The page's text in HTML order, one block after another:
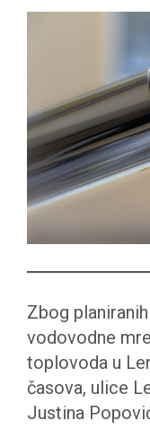
Zbog
vodovodne
toplovoda u
časova, ulice
Justina